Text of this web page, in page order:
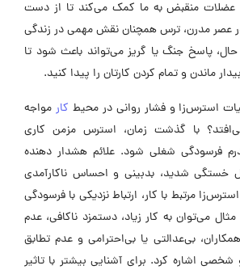
عضلات منقبض به ما کمک می‌کند تا از دست
در عصر مدرن، ترس همچنان نقش مهمی در زندگی
پاسخ جنگ یا گریز می‌تواند باعث شود تا
ماندن و تمام کردن کارتان را پیدا کنید.
استرس‌زا و فشار روانی در محیط کار مواجه
با گذشت زمان، استرس مزمن کاری
فرسودگی شغلی شود. علائم هشدار دهنده
خستگی شدید، بدبینی و احساس ناکارآمدی
مرتبط با کار، ارتباط نزدیکی با فرسودگی
می‌توان به کار زیاد، دستمزد ناکافی، عدم
بی‌عدالتی یا بی‌احترامی و عدم تطابق
اشاره کرد. برای آشنایی بیشتر با تاثیر